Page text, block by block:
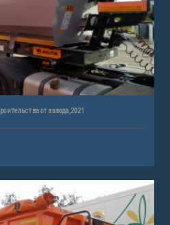
от завода,2021